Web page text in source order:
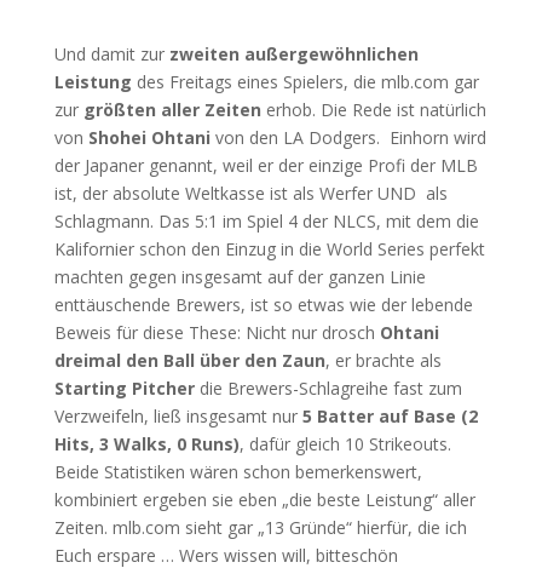
Und damit zur zweiten außergewöhnlichen
Leistung des Freitags eines Spielers, die mlb.com gar
zur größten aller Zeiten erhob. Die Rede ist natürlich
von Shohei Ohtani von den LA Dodgers. Einhorn wird
der Japaner genannt, weil er der einzige Profi der MLB
ist, der absolute Weltkasse ist als Werfer UND als
Schlagmann. Das 5:1 im Spiel 4 der NLCS, mit dem die
Kalifornier schon den Einzug in die World Series perfekt
machten gegen insgesamt auf der ganzen Linie
enttäuschende Brewers, ist so etwas wie der lebende
Beweis für diese These: Nicht nur drosch Ohtani
dreimal den Ball über den Zaun, er brachte als
Starting Pitcherdie Brewers-Schlagreihe fast zum
Verzweifeln, ließ insgesamt nur 5 Batter auf Base (2
Hits, 3 Walks, 0 Runs), dafür gleich 10 Strikeouts.
Beide Statistiken wären schon bemerkenswert,
kombiniert ergeben sie eben „die beste Leistung“ aller
Zeiten. mlb.com sieht gar „13 Gründe“ hierfür, die ich
Euch erspare … Wers wissen will, bitteschön